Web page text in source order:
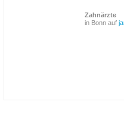
Zahnärzte
in Bonn auf